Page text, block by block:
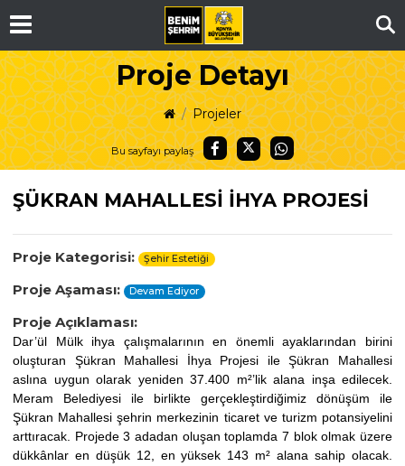
Proje Detayı
Projeler
Bu sayfayı paylaş
ŞÜKRAN MAHALLESİ İHYA PROJESİ
Proje Kategorisi: Şehir Estetiği
Proje Aşaması: Devam Ediyor
Proje Açıklaması:
Dar’ül Mülk ihya çalışmalarının en önemli ayaklarından birini
oluşturan Şükran Mahallesi İhya Projesi ile Şükran Mahallesi
aslına uygun olarak yeniden 37.400 m²’lik alana inşa edilecek.
Meram Belediyesi ile birlikte gerçekleştirdiğimiz dönüşüm ile
Şükran Mahallesi şehrin merkezinin ticaret ve turizm potansiyelini
arttıracak. Projede 3 adadan oluşan toplamda 7 blok olmak üzere
dükkânlar en düşük 12, en yüksek 143 m² alana sahip olacak.